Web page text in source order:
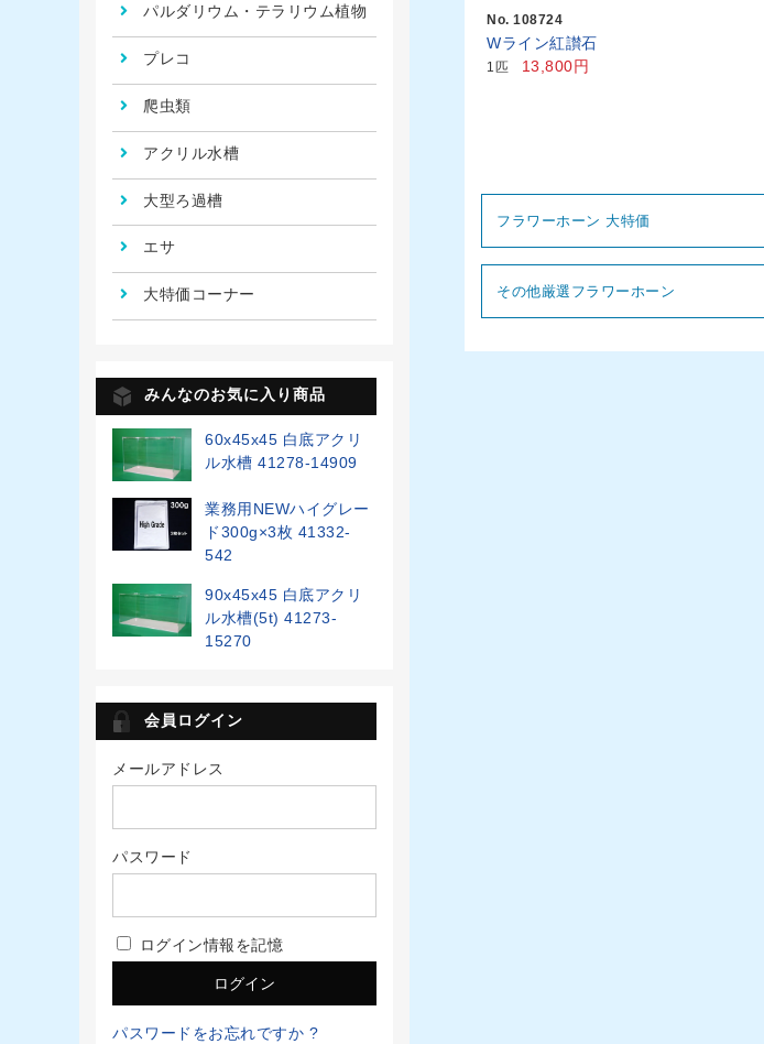
No. 108724
Wライン紅讃石
1匹 13,800円
フラワーホーン 大特価
その他厳選フラワーホーン
パルダリウム・テラリウム植物
プレコ
爬虫類
アクリル水槽
大型ろ過槽
エサ
大特価コーナー
みんなのお気に入り商品
60x45x45 白底アクリ
ル水槽 41278-14909
業務用NEWハイグレー
ド300g×3枚 41332-
542
90x45x45 白底アクリ
ル水槽(5t) 41273-
15270
会員ログイン
メールアドレス
パスワード
ログイン情報を記憶
パスワードをお忘れですか ?